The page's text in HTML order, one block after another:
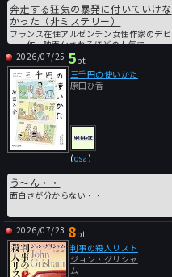
奔走する狂気の暴発に付いていけな
かった（非ミステリー）
フランス在住アルゼンチン女性作家のデビ
ュー作。映画化されるほどの人気で...
2026/07/25 5pt
(osa )
う～ん・・
面白さが分からない・・
三千円の使いかた
原田ひ香
2026/07/23 8pt
判事の殺人リスト
ジョン・グリシャ
ム